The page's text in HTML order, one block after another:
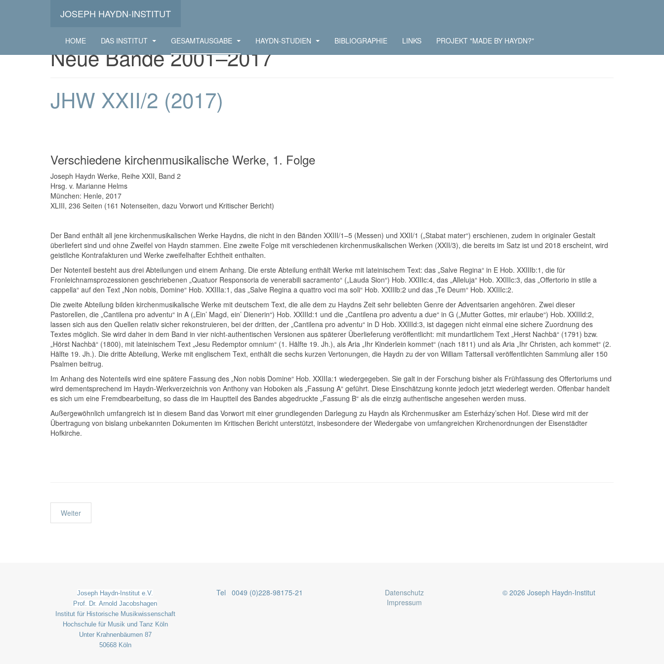
JOSEPH HAYDN-INSTITUT
HOME DAS INSTITUT GESAMTAUSGABE HAYDN-STUDIEN BIBLIOGRAPHIE LINKS PROJEKT "MADE BY HAYDN?"
Neue Bände 2001–2017
JHW XXII/2 (2017)
Verschiedene kirchenmusikalische Werke, 1. Folge
Joseph Haydn Werke, Reihe XXII, Band 2
Hrsg. v. Marianne Helms
München: Henle, 2017
XLIII, 236 Seiten (161 Notenseiten, dazu Vorwort und Kritischer Bericht)
Der Band enthält all jene kirchenmusikalischen Werke Haydns, die nicht in den Bänden XXIII/1–5 (Messen) und XXII/1 („Stabat mater“) erschienen, zudem in originaler Gestalt
überliefert sind und ohne Zweifel von Haydn stammen. Eine zweite Folge mit verschiedenen kirchenmusikalischen Werken (XXII/3), die bereits im Satz ist und 2018 erscheint, wird
geistliche Kontrafakturen und Werke zweifelhafter Echtheit enthalten.
Der Notenteil besteht aus drei Abteilungen und einem Anhang. Die erste Abteilung enthält Werke mit lateinischem Text: das „Salve Regina“ in E Hob. XXIIIb:1, die für
Fronleichnamsprozessionen geschriebenen „Quatuor Responsoria de venerabili sacramento“ („Lauda Sion“) Hob. XXIIIc:4, das „Alleluja“ Hob. XXIIIc:3, das „Offertorio in stile a
cappella“ auf den Text „Non nobis, Domine“ Hob. XXIIIa:1, das „Salve Regina a quattro voci ma soli“ Hob. XXIIIb:2 und das „Te Deum“ Hob. XXIIIc:2.
Die zweite Abteilung bilden kirchenmusikalische Werke mit deutschem Text, die alle dem zu Haydns Zeit sehr beliebten Genre der Adventsarien angehören. Zwei dieser
Pastorellen, die „Cantilena pro adventu“ in A („Ein’ Magd, ein’ Dienerin“) Hob. XXIIId:1 und die „Cantilena pro adventu a due“ in G („Mutter Gottes, mir erlaube“) Hob. XXIIId:2,
lassen sich aus den Quellen relativ sicher rekonstruieren, bei der dritten, der „Cantilena pro adventu“ in D Hob. XXIIId:3, ist dagegen nicht einmal eine sichere Zuordnung des
Textes möglich. Sie wird daher in dem Band in vier nicht-authentischen Versionen aus späterer Überlieferung veröffentlicht: mit mundartlichem Text „Herst Nachbä“ (1791) bzw.
„Hörst Nachbä“ (1800), mit lateinischem Text „Jesu Redemptor omnium“ (1. Hälfte 19. Jh.), als Aria „Ihr Kinderlein kommet“ (nach 1811) und als Aria „Ihr Christen, ach kommet“ (2.
Hälfte 19. Jh.). Die dritte Abteilung, Werke mit englischem Text, enthält die sechs kurzen Vertonungen, die Haydn zu der von William Tattersall veröffentlichten Sammlung aller 150
Psalmen beitrug.
Im Anhang des Notenteils wird eine spätere Fassung des „Non nobis Domine“ Hob. XXIIIa:1 wiedergegeben. Sie galt in der Forschung bisher als Frühfassung des Offertoriums und
wird dementsprechend im Haydn-Werkverzeichnis von Anthony van Hoboken als „Fassung A“ geführt. Diese Einschätzung konnte jedoch jetzt wiederlegt werden. Offenbar handelt
es sich um eine Fremdbearbeitung, so dass die im Hauptteil des Bandes abgedruckte „Fassung B“ als die einzig authentische angesehen werden muss.
Außergewöhnlich umfangreich ist in diesem Band das Vorwort mit einer grundlegenden Darlegung zu Haydn als Kirchenmusiker am Esterházy’schen Hof. Diese wird mit der
Übertragung von bislang unbekannten Dokumenten im Kritischen Bericht unterstützt, insbesondere der Wiedergabe von umfangreichen Kirchenordnungen der Eisenstädter
Hofkirche.
Weiter
Joseph Haydn-Institut e.V.
Prof. Dr. Arnold Jacobshagen
Institut für Historische Musikwissenschaft
Hochschule für Musik und Tanz Köln
Unter Krahnenbäumen 87
50668 Köln
Tel 0049 (0)228-98175-21
Datenschutz
Impressum
© 2026 Joseph Haydn-Institut